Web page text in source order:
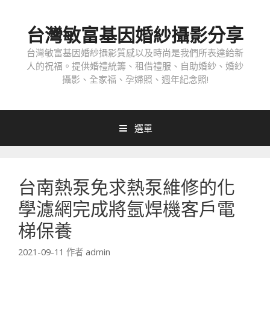
台灣敏富基因婚紗攝影分享
台灣敏富基因婚紗攝影質感以及時尚是我們所表達給新
人的祝福。提供婚禮統籌、租借禮服、自助婚紗、婚紗
攝影、全家福、孕婦照、週年紀念照!
選單
台南熱泵免求熱泵維修的化
學濾網完成將氬焊機客戶電
梯保養
2021-09-11 作者 admin